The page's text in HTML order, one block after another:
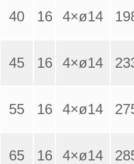
40 16 4×ø14
45 16 4×ø14
55 16 4×ø14
65 16 4×ø14